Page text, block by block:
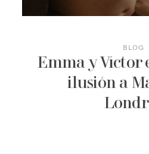
BLOG
Emma y Víctor
ilusión a